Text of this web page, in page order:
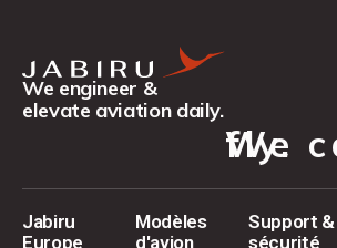
We engineer &
elevate aviation daily.
We can all fly.
Jabiru
Europe
Modèles
d'avion
Support &
sécurité